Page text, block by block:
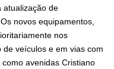
atualização de
novos equipamentos,
nos
veículos e em vias com
avenidas Cristiano